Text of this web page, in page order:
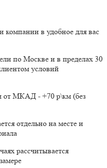
компании в удобное для вас
по Москве и в пределах 30
условий
от МКАД - +70 р\км (без
отдельно на месте и
рассчитывается